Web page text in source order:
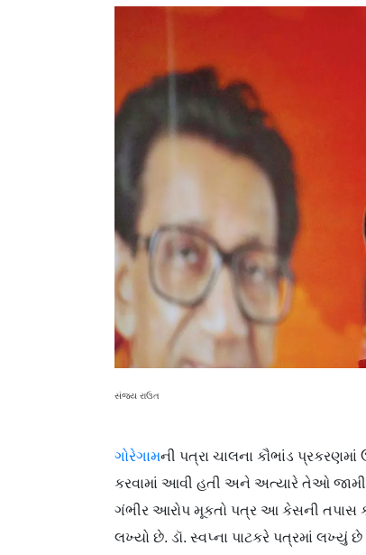
સંજય રાઉત
ગોરેગામની પત્રા ચાલના કૌભાંડ
કરવામાં આવી હતી અને અત્યારે તેઓ
ગંભીર આરોપ મૂકતો પત્ર આ કેસની તપાસ
લખ્યો છે. ડૉ. સ્વપ્ના પાટકરે પત્રમાં